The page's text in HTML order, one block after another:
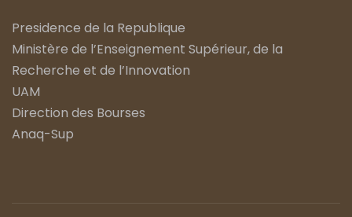
Presidence de la Republique
Ministère de l’Enseignement Supérieur, de la
Recherche et de l’Innovation
UAM
Direction des Bourses
Anaq-Sup